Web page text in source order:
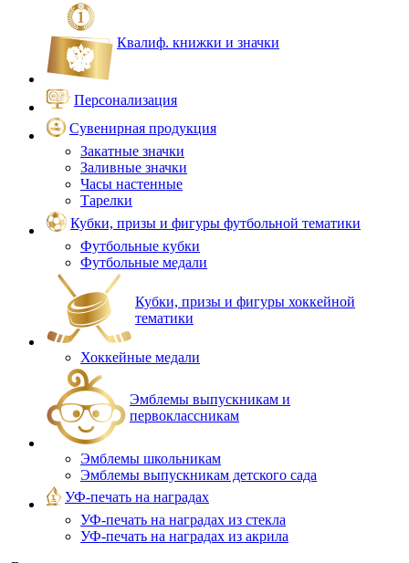
Квалиф. книжки и значки
Персонализация
Сувенирная продукция
Закатные значки
Заливные значки
Часы настенные
Тарелки
Кубки, призы и фигуры футбольной тематики
Футбольные кубки
Футбольные медали
Кубки, призы и фигуры хоккейной
тематики
Хоккейные медали
Эмблемы выпускникам и
первоклассникам
Эмблемы школьникам
Эмблемы выпускникам детского сада
УФ-печать на наградах
УФ‑печать на наградах из стекла
УФ-печать на наградах из акрила